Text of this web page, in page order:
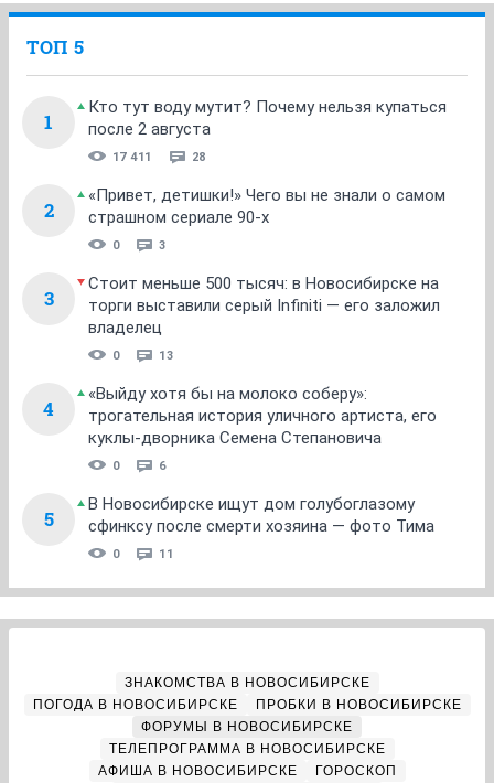
ТОП 5
1
Кто тут воду мутит? Почему нельзя купаться
после 2 августа
17 411 28
2
«Привет, детишки!» Чего вы не знали о самом
страшном сериале 90-х
0 3
3
Стоит меньше 500 тысяч: в Новосибирске на
торги выставили серый Infiniti — его заложил
владелец
0 13
4
«Выйду хотя бы на молоко соберу»:
трогательная история уличного артиста, его
куклы-дворника Семена Степановича
0 6
5
В Новосибирске ищут дом голубоглазому
сфинксу после смерти хозяина — фото Тима
0 11
ЗНАКОМСТВА В НОВОСИБИРСКЕ
ПОГОДА В НОВОСИБИРСКЕ
ПРОБКИ В НОВОСИБИРСКЕ
ФОРУМЫ В НОВОСИБИРСКЕ
ТЕЛЕПРОГРАММА В НОВОСИБИРСКЕ
АФИША В НОВОСИБИРСКЕ
ГОРОСКОП